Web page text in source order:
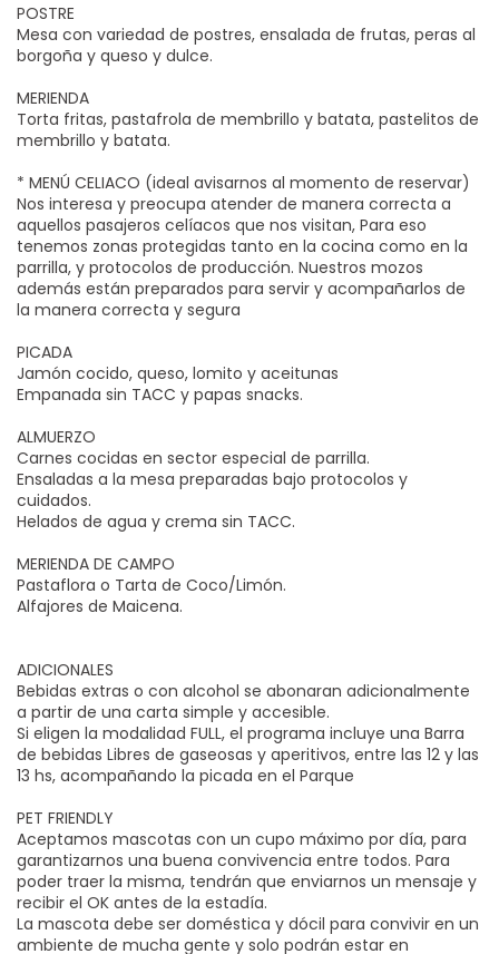
POSTRE
Mesa con variedad de postres, ensalada de frutas, peras al
borgoña y queso y dulce.
MERIENDA
Torta fritas, pastafrola de membrillo y batata, pastelitos de
membrillo y batata.
* MENÚ CELIACO (ideal avisarnos al momento de reservar)
Nos interesa y preocupa atender de manera correcta a
aquellos pasajeros celíacos que nos visitan, Para eso
tenemos zonas protegidas tanto en la cocina como en la
parrilla, y protocolos de producción. Nuestros mozos
además están preparados para servir y acompañarlos de
la manera correcta y segura
PICADA
Jamón cocido, queso, lomito y aceitunas
Empanada sin TACC y papas snacks.
ALMUERZO
Carnes cocidas en sector especial de parrilla.
Ensaladas a la mesa preparadas bajo protocolos y
cuidados.
Helados de agua y crema sin TACC.
MERIENDA DE CAMPO
Pastaflora o Tarta de Coco/Limón.
Alfajores de Maicena.
ADICIONALES
Bebidas extras o con alcohol se abonaran adicionalmente
a partir de una carta simple y accesible.
Si eligen la modalidad FULL, el programa incluye una Barra
de bebidas Libres de gaseosas y aperitivos, entre las 12 y las
13 hs, acompañando la picada en el Parque
PET FRIENDLY
Aceptamos mascotas con un cupo máximo por día, para
garantizarnos una buena convivencia entre todos. Para
poder traer la misma, tendrán que enviarnos un mensaje y
recibir el OK antes de la estadía.
La mascota debe ser doméstica y dócil para convivir en un
ambiente de mucha gente y solo podrán estar en